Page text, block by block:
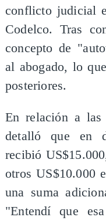
conflicto judicial
Codelco. Tras
concepto de
al abogado, lo
posteriores.
En relación a las
detalló que en
recibió
otros US$10.000
una suma
"Entendí que